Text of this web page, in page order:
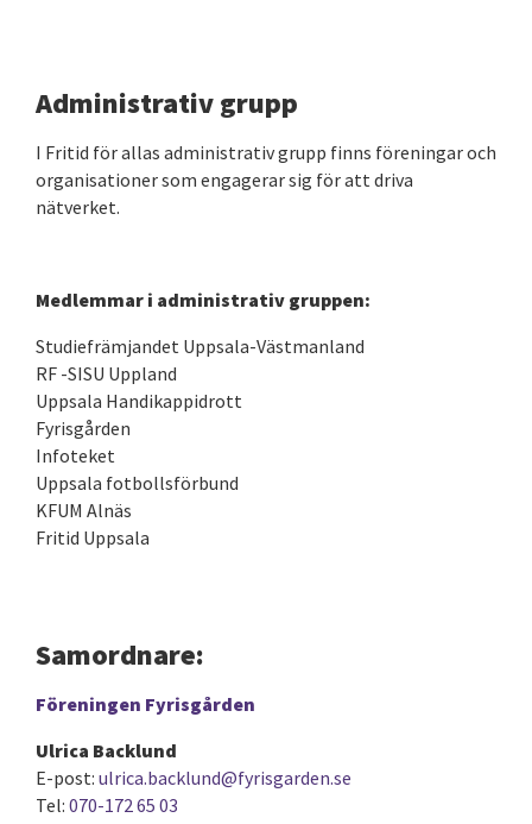
Administrativ grupp
I Fritid för allas administrativ grupp finns föreningar och
organisationer som engagerar sig för att driva
nätverket.
Medlemmar i administrativ gruppen:
Studiefrämjandet Uppsala-Västmanland
RF -SISU Uppland
Uppsala Handikappidrott
Fyrisgården
Infoteket
Uppsala fotbollsförbund
KFUM Alnäs
Fritid Uppsala
Samordnare:
Föreningen Fyrisgården
Ulrica Backlund
E-post: ulrica.backlund@fyrisgarden.se
Tel: 070-172 65 03